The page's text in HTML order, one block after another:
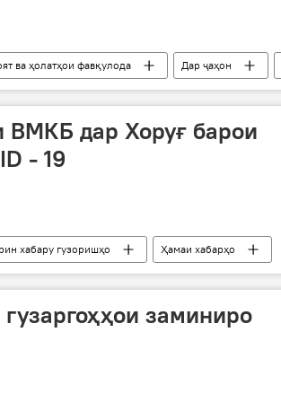
ва ҳолатҳои фавқулода Дар ҷаҳон
Руҳонӣ Ашраф Ғанӣ
ВМКБ дар Хоруғ барои
- 19
хабару гузоришҳо
Ҳамаи хабарҳо
Хоруғ мубориза
ВМКБ
заминиро